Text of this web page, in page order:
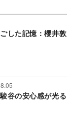
した記憶：櫻井敦
谷の安心感が光る